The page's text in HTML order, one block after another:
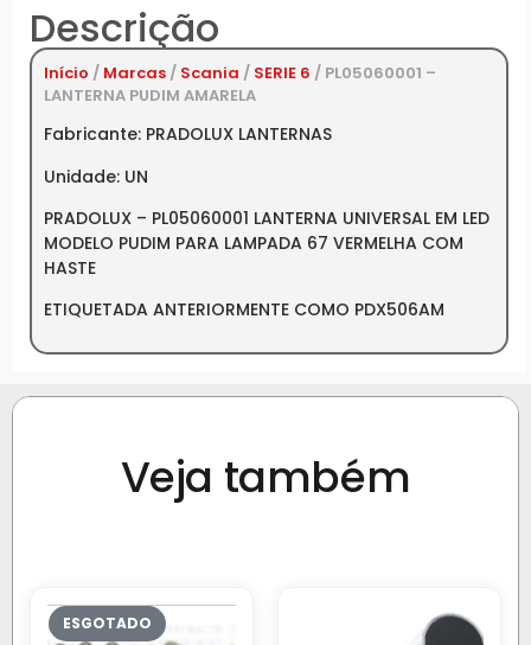
Descrição
Início / Marcas / Scania / SERIE 6 / PL05060001 –
LANTERNA PUDIM AMARELA
Fabricante: PRADOLUX LANTERNAS
Unidade: UN
PRADOLUX – PL05060001 LANTERNA UNIVERSAL EM LED
MODELO PUDIM PARA LAMPADA 67 VERMELHA COM
HASTE
ETIQUETADA ANTERIORMENTE COMO PDX506AM
Veja também